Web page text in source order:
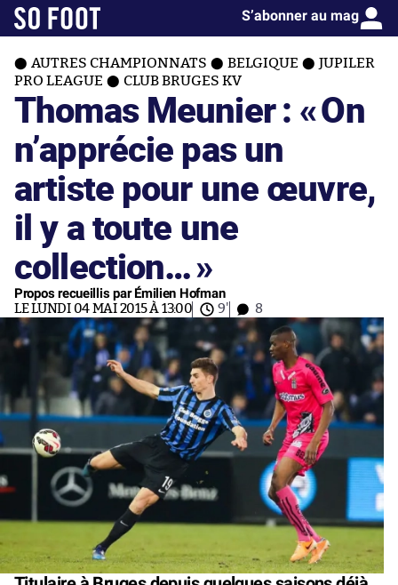
S’abonner au mag
AUTRES CHAMPIONNATS BELGIQUE
JUPILER
PRO LEAGUE
CLUB BRUGES KV
Thomas Meunier : «On
n’apprécie pas un
artiste pour une œuvre,
il y a toute une
collection…»
Propos recueillis par Émilien Hofman
LE LUNDI 04 MAI 2015 À 13:00 9' 8